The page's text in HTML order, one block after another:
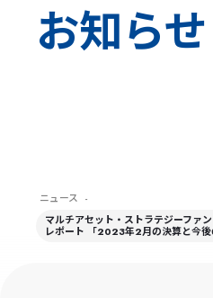
お知らせ
ニュース -
マルチアセット・ストラテジーファ
レポート 「2023年2月の決算と今後